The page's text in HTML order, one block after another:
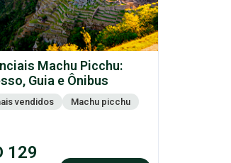
Machu Picchu:
Guia e Ônibus
vendidos Machu picchu
129